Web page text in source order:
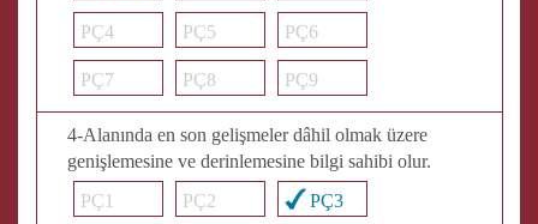
PÇ4 PÇ5 PÇ6
PÇ7 PÇ8 PÇ9
4-Alanında en son gelişmeler dâhil olmak üzere
genişlemesine ve derinlemesine bilgi sahibi olur.
PÇ1
PÇ2 PÇ3